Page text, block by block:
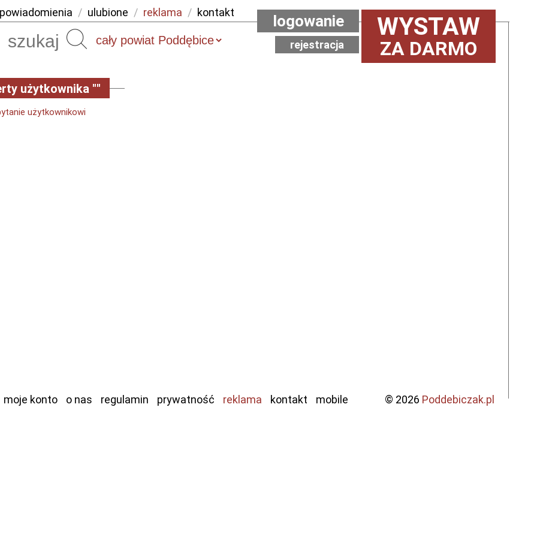
powiadomienia / ulubione / reklama / kontakt
Szukaj WYSTAW
ZA DARMO
logowanie
rejestracja
użytkownika ""
użytkownikowi
moje konto o nas regulamin prywatność reklama kontakt mobile © 2026 Poddebiczak.pl